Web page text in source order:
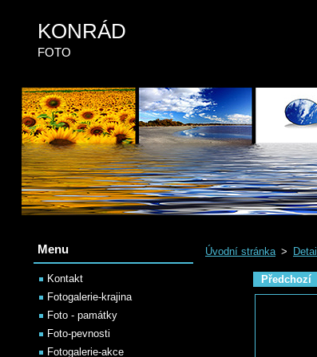
KONRÁD
FOTO
Úvodní stránka > Detail
Předchozí
Menu
Kontakt
Fotogalerie-krajina
Foto - památky
Foto-pevnosti
Fotogalerie-akce